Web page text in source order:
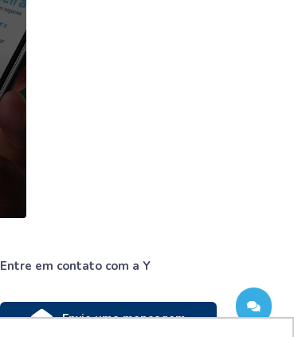
Entre em contato com a Y
Envie uma mensagem